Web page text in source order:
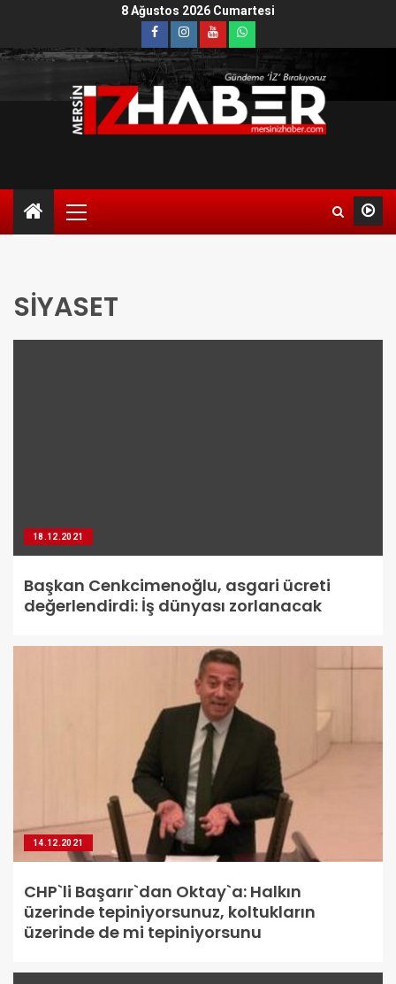
8 Ağustos 2026 Cumartesi
SİYASET
18.12.2021
Başkan Cenkcimenoğlu, asgari ücreti
değerlendirdi: İş dünyası zorlanacak
14.12.2021
CHP`li Başarır`dan Oktay`a: Halkın
üzerinde tepiniyorsunuz, koltukların
üzerinde de mi tepiniyorsunu